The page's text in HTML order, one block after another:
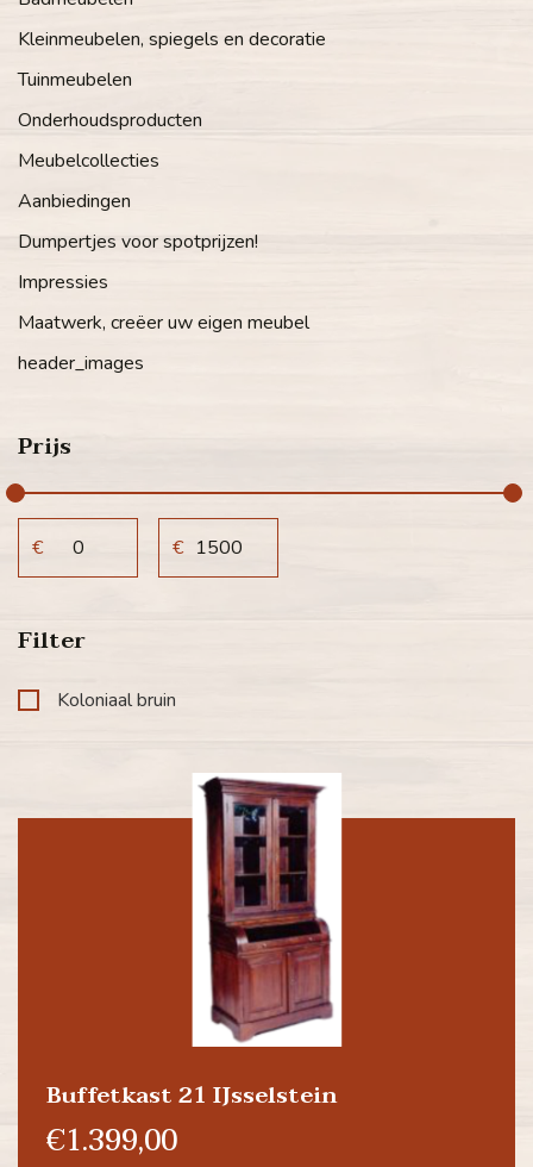
Kleinmeubelen, spiegels en decoratie
Tuinmeubelen
Onderhoudsproducten
Meubelcollecties
Aanbiedingen
Dumpertjes voor spotprijzen!
Impressies
Maatwerk, creëer uw eigen meubel
header_images
Prijs
€ €
Filter
Koloniaal bruin
Buffetkast 21 IJsselstein
€1.399,00